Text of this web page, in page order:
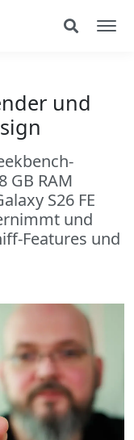
und
GB RAM
S26 FE
und
Features und